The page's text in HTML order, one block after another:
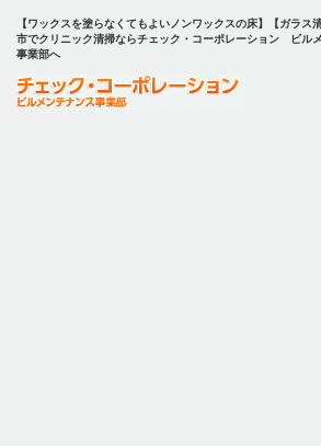
【ワックスを塗らなくてもよいノンワックスの床】【ガラス
市でクリニック清掃ならチェック・コーポレーション ビル
事業部へ